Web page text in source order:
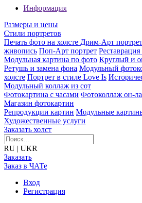
Информация
Размеры и цены
Стили портретов
Печать фото на холсте Дрим-Арт портрет
живопись Поп-Арт портрет
Модульная картина по фото Круглый и
Ретушь и замена фона Модульный
холсте Портрет в стиле Love Is
Модульный коллаж из сот
Фотокартина с часами Фотоколлаж он-
Магазин фотокартин
Репродукции картин Модульные
Художественные услуги
Заказать холст
RU | UKR
Заказать
Заказ в ЧАТе
Вход
Регистрация